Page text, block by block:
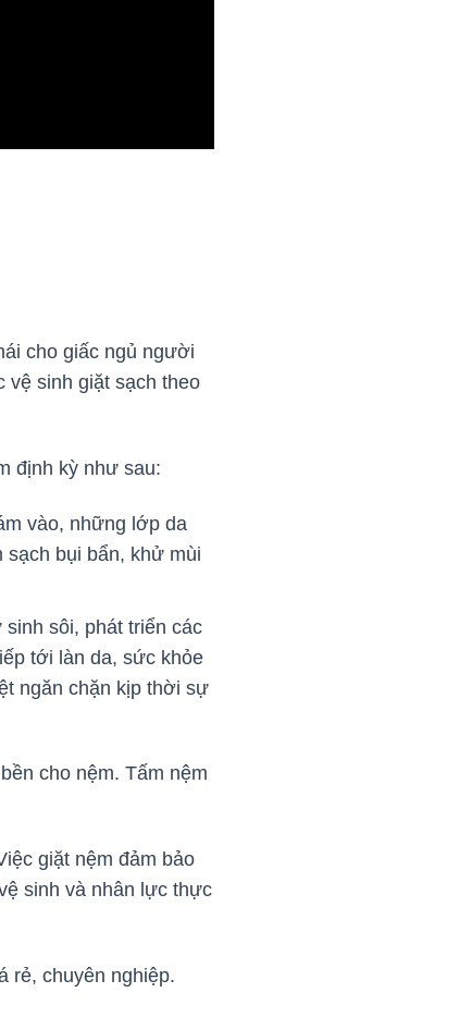
cho giấc ngủ người
sinh giặt sạch theo
định kỳ như sau:
vào, những lớp da
bụi bẩn, khử mùi
sôi, phát triển các
tới làn da, sức khỏe
ngăn chặn kịp thời sự
cho nệm. Tấm nệm
giặt nệm đảm bảo
sinh và nhân lực thực
rẻ, chuyên nghiệp.